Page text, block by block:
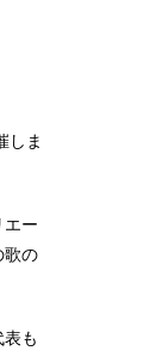
しま
エー
歌の
も